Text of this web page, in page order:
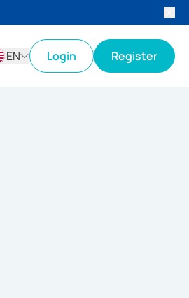
EN
Login Register